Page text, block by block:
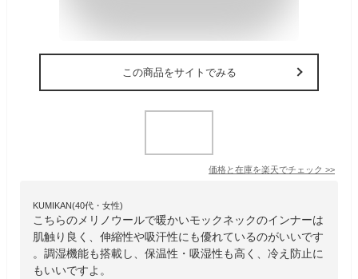
この商品をサイトでみる
価格と在庫を楽天でチェック >>
KUMIKAN(40代・女性)
こちらのメリノウールで暖かいモックネックのインナーは
肌触り良く、伸縮性や吸汗性にも優れているのがいいです
。調湿機能も搭載し、保温性・吸湿性も高く、冷え防止に
もいいですよ。